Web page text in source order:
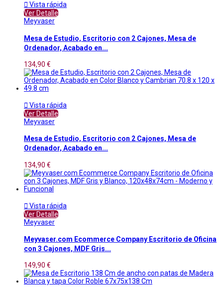
 Vista rápida
Ver Detalle
Meyvaser
Mesa de Estudio, Escritorio con 2 Cajones, Mesa de
Ordenador, Acabado en...
134,90 €
 Vista rápida
Ver Detalle
Meyvaser
Mesa de Estudio, Escritorio con 2 Cajones, Mesa de
Ordenador, Acabado en...
134,90 €
 Vista rápida
Ver Detalle
Meyvaser
Meyvaser.com Ecommerce Company Escritorio de Oficina
con 3 Cajones, MDF Gris...
149,90 €